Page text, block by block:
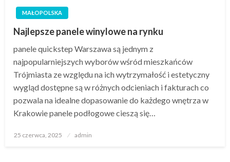
MAŁOPOLSKA
Najlepsze panele winylowe na rynku
panele quickstep Warszawa są jednym z
najpopularniejszych wyborów wśród mieszkańców
Trójmiasta ze względu na ich wytrzymałość i estetyczny
wygląd dostępne są w różnych odcieniach i fakturach co
pozwala na idealne dopasowanie do każdego wnętrza w
Krakowie panele podłogowe cieszą się…
Opublikowane
25 czerwca, 2025 admin